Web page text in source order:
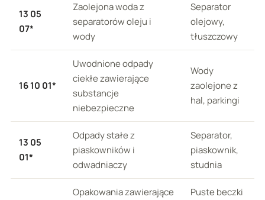
13 05
07*
Zaolejona woda z
separatorów oleju i
wody
Separator
olejowy,
tłuszczowy
16 10 01*
Uwodnione odpady
ciekłe zawierające
substancje
niebezpieczne
Wody
zaolejone z
hal, parkingi
13 05
01*
Odpady stałe z
piaskowników i
odwadniaczy
Separator,
piaskownik,
studnia
Opakowania zawierające
Puste beczki